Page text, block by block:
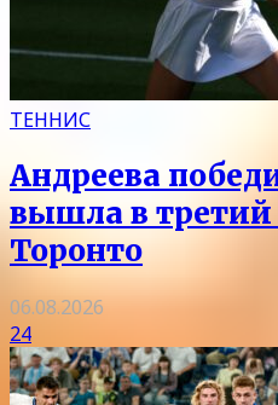
ТЕННИС
Андреева
вышла в третий
Торонто
06.08.2026
24